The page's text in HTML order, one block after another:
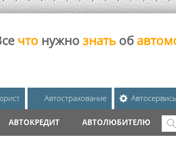
что нужно знать об
Автострахование
АВТОКРЕДИТ АВТОЛЮБИТЕЛЮ